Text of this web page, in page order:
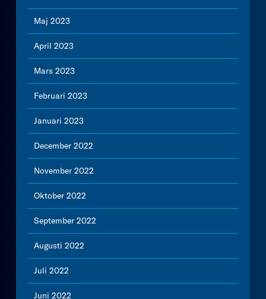
Maj 2023
April 2023
Mars 2023
Februari 2023
Januari 2023
December 2022
November 2022
Oktober 2022
September 2022
Augusti 2022
Juli 2022
Juni 2022